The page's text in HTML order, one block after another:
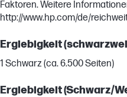
Faktoren. Weitere
http://www.hp.com/de/
Ergiebigkeit
1 Schwarz (ca. 6.500 Seiten)
Ergiebigkeit (Schwarz/